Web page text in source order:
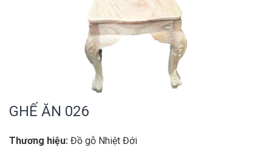
GHẾ ĂN 026
Thương hiệu: Đồ gỗ Nhiệt Đới